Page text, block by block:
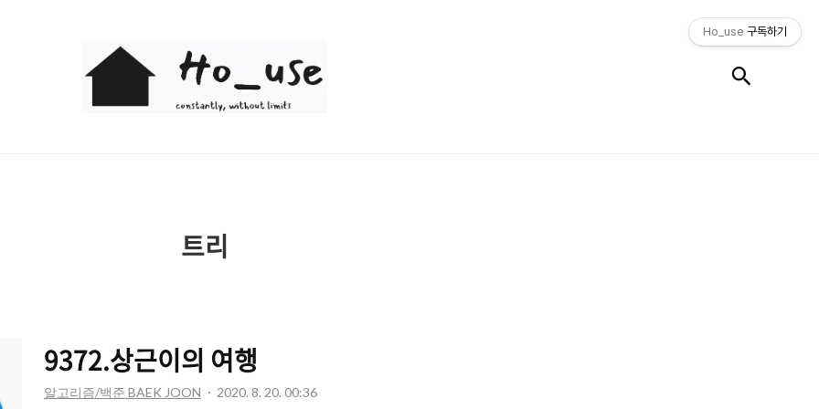
Ho_use
트리
9372.상근이의 여행
알고리즘/백준 BAEK JOON 2020. 8. 20. 00:36
Ho_use 구독하기